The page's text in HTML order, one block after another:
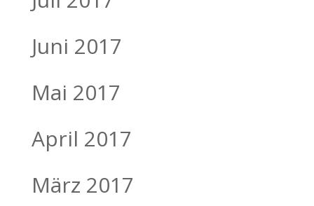
Juni 2017
Mai 2017
April 2017
März 2017